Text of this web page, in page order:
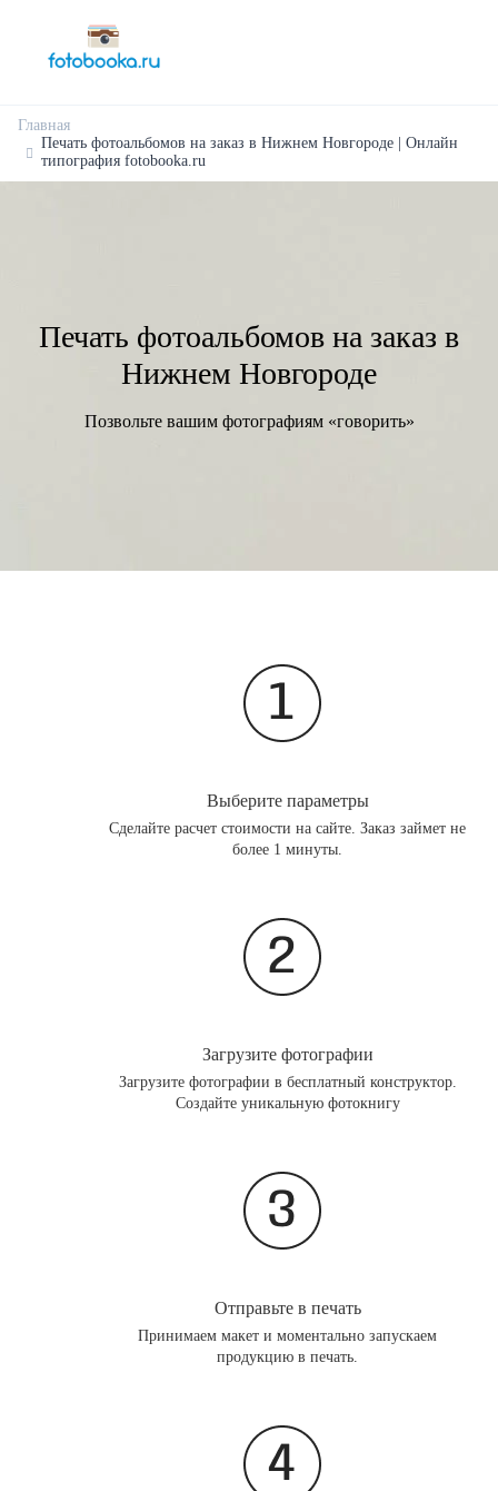
Главная
Печать фотоальбомов на заказ в Нижнем Новгороде | Онлайн
типография fotobooka.ru
Печать фотоальбомов на заказ в
Нижнем Новгороде
Позвольте вашим фотографиям «говорить»
Выберите параметры
Сделайте расчет стоимости на сайте. Заказ займет не
более 1 минуты.
Загрузите фотографии
Загрузите фотографии в бесплатный конструктор.
Создайте уникальную фотокнигу
Отправьте в печать
Принимаем макет и моментально запускаем
продукцию в печать.